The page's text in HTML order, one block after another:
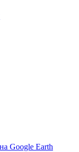
Google Earth